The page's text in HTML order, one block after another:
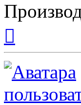
началу